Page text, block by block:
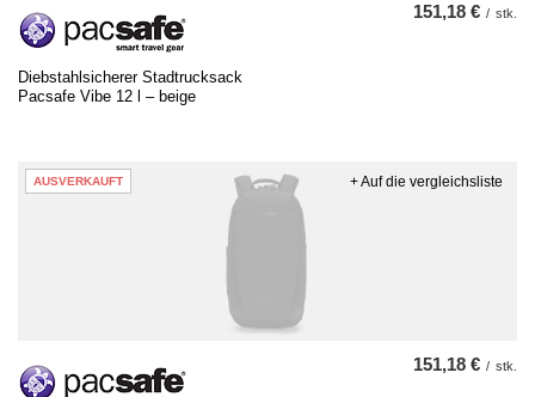
Diebstahlsicherer Stadtrucksack
Pacsafe Vibe 12 l – beige
151,18 € / stk.
AUSVERKAUFT
151,18 € / stk.
+ Auf die vergleichsliste